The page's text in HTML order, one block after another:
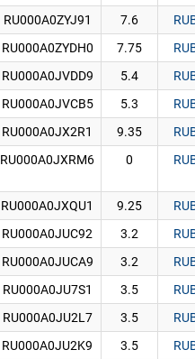
RU000A0ZYJ91 7.6
RU000A0ZYDH0 7.75
RU000A0JVDD9 5.4
RU000A0JVCB5 5.3
RU000A0JX2R1 9.35
RU000A0JXRM6 0
RU000A0JXQU1 9.25
RU000A0JUC92 3.2
RU000A0JUCA9 3.2
RU000A0JU7S1 3.5
RU000A0JU2L7 3.5
RU000A0JU2K9 3.5